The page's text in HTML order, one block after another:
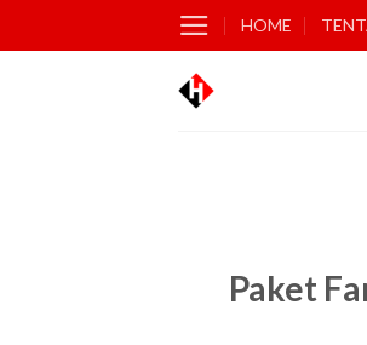
to
HOME
Paket